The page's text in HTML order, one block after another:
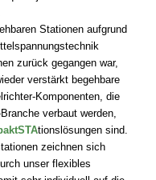
Stationen aufgrund
zurück gegangen war,
verstärkt begehbare
Komponenten, die
verbaut werden,
tionslösungen sind.
zeichnen sich
unser flexibles